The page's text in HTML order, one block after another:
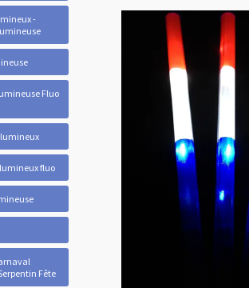
-
Fluo
lumineux
fluo
Fête